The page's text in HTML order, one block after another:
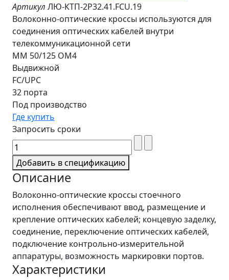
Артикул ЛЮ-КТП-2Р32.41.FCU.19
Волоконно-оптические кроссы используются для
соединения оптических кабелей внутри
телекоммуникационной сети
MM 50/125 OM4
Выдвижной
FC/UPC
32 порта
Под производство
Где купить
Запросить сроки
Добавить в спецификацию
Описание
Волоконно-оптические кроссы стоечного
исполнения обеспечивают ввод, размещение и
крепление оптических кабелей; концевую заделку,
соединение, переключение оптических кабелей,
подключение контрольно-измерительной
аппаратуры, возможность маркировки портов.
Характеристики